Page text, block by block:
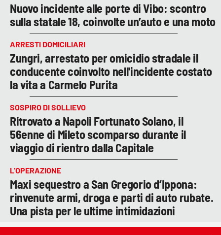
Nuovo incidente alle porte di Vibo: scontro
sulla statale 18, coinvolte un’auto e una moto
ARRESTI DOMICILIARI
Zungri, arrestato per omicidio stradale il
conducente coinvolto nell'incidente costato
la vita a Carmelo Purita
SOSPIRO DI SOLLIEVO
Ritrovato a Napoli Fortunato Solano, il
56enne di Mileto scomparso durante il
viaggio di rientro dalla Capitale
L’OPERAZIONE
Maxi sequestro a San Gregorio d’Ippona:
rinvenute armi, droga e parti di auto rubate.
Una pista per le ultime intimidazioni